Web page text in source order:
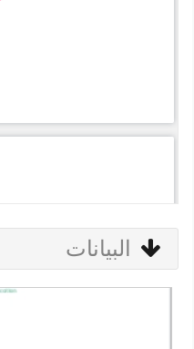
البيانات